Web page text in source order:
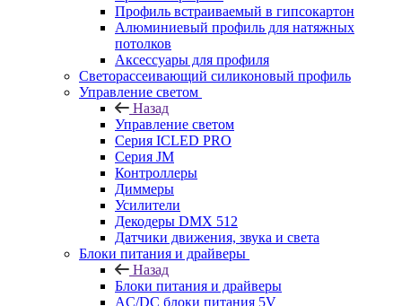
Профиль встраиваемый в гипсокартон
Алюминиевый профиль для натяжных
потолков
Аксессуары для профиля
Светорассеивающий силиконовый профиль
Управление светом
Назад
Управление светом
Серия ICLED PRO
Серия JM
Контроллеры
Диммеры
Усилители
Декодеры DMX 512
Датчики движения, звука и света
Блоки питания и драйверы
Назад
Блоки питания и драйверы
AC/DC блоки питания 5V